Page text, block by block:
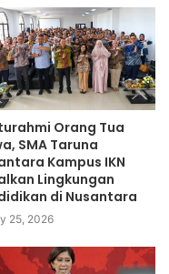
lagi akan
(Pilkada) Serentak
Kaltim
Samarinda Eko
Kaltim,
awak media.
Orang Tua
SMA Taruna
Kampus IKN
Lingkungan
di Nusantara
25, 2026